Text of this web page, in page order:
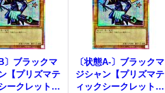
ブラックマ
【プリズマテ
ークレット】
〔状態A-〕 ブラックマ
ジシャン【プリズマテ
ィックシークレット】